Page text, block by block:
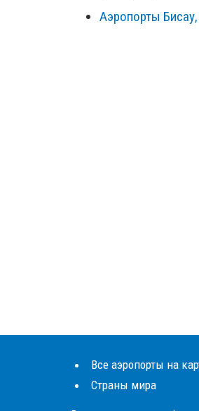
Аэропорты
Все аэропорты на
Страны мира